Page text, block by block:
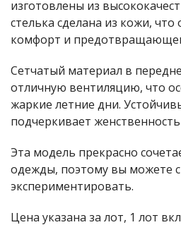
изготовлены из
стелька сделана из кожи, что
комфорт и
Сетчатый материал в
отличную вентиляцию, что
жаркие летние дни.
подчеркивает
Эта модель прекрасно
одежды, поэтому вы можете
экспериментировать.
Цена указана за лот, 1 лот